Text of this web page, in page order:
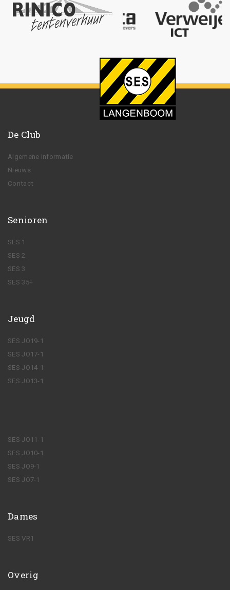
De Club
Algemene informatie
Nieuws
Contact
Senioren
SES 1
SES 2
SES 3
SES 35+
Jeugd
SES JO19-1
SES JO17-1
SES JO14-1
SES JO13-1
SES JO11-1
SES JO10-1
SES JO9-1
SES JO7-1
Dames
SES VR1
Overig